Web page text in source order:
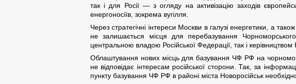
так і для Росії — з огляду на активізацію заходів
енергоносіїв, зокрема вугілля.
Через стратегічні інтереси Москви в галузі енергетики, а
не залишається місця для перебазування
центральною владою Російської Федерації, так і
Облаштування нових місць для базування ЧФ РФ на
не відповідає інтересам російської сторони. Так, за
пункту базування ЧФ РФ в районі міста Новоросійськ